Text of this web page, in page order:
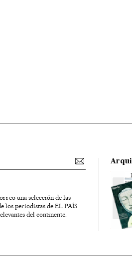
una selección de las
los periodistas de EL PAÍS
del continente.